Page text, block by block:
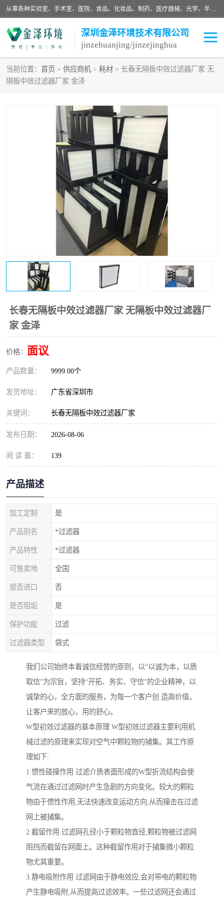
从事各种实验室、手术室、医院、食品、化妆品、制药、医疗器械、光学、半导体、精密电子等无尘车间行业的洁净车间装修设计、净化设备、恒温恒湿空调的设计制作与安装、净化系统工程项目施工及其技术支持服务。
深圳金泽环境技术有限公司
jinzehuanjing/jinzejinghua
当前位置： 首页 > 供应商机 > 耗材 > 长春无隔板中效过滤器厂家 无
隔板中效过滤器厂家 金泽
长春无隔板中效过滤器厂家 无隔板中效过滤器厂
家 金泽
价格： 面议
产品数量： 9999.00个
发货地址： 广东省深圳市
关键词： 长春无隔板中效过滤器厂家
发布日期： 2026-08-06
阅 读 量： 139
产品描述
加工定制 是
产品别名 *过滤器
产品特性 *过滤器
可售卖地 全国
是否进口 否
是否阻垢 是
保护功能 过滤
过滤器类型 袋式
我们公司始终本着诚信经营的原则，以“以诚为本，以质
取信”为宗旨，坚持“开拓、务实、守信”的企业精神，以
诚挚的心，全方面的服务，为每一个客户创 造高价值，
让客户来的放心，用的舒心。
W型初效过滤器的基本原理 W型初效过滤器主要利用机
械过滤的原理来实现对空气中颗粒物的捕集。其工作原
理如下:
1.惯性碰撞作用 过滤介质表面形成的W型折流结构会使
气流在通过过滤网时产生急剧的方向变化。较大的颗粒
物由于惯性作用,无法快速改变运动方向,从而撞击在过滤
网上被捕集。
2.截留作用 过滤网孔径小于颗粒物直径,颗粒物被过滤网
阻挡而截留在网面上。这种截留作用对于捕集微小颗粒
物尤其重要。
3.静电吸附作用 过滤网由于静电效应,会对带电的颗粒物
产生静电吸附,从而提高过滤效率。一些过滤网还会通过
耗材
GMP车间净化
医药车间净化 生命工程
食品饮料
光电车间
恒温恒湿净化空调 过滤器
百级